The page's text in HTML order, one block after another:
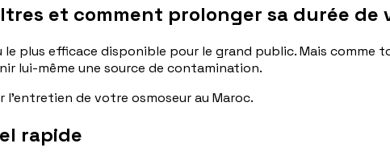
et comment prolonger sa durée de
plus efficace disponible pour le grand public. Mais
lui-même une source de contamination.
l'entretien de votre osmoseur au Maroc.
rapide